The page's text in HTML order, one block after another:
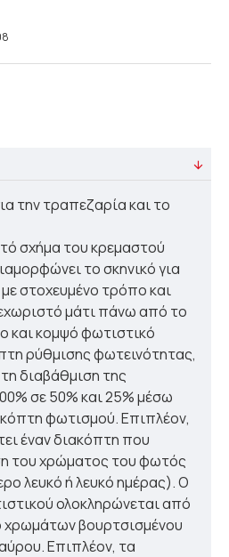
την τραπεζαρία και το
σχήμα του κρεμαστού
το σκηνικό για
στοχευμένο τρόπο και
μάτι πάνω από το
και κομψό φωτιστικό
ρύθμισης φωτεινότητας,
διαβάθμιση της
σε 50% και 25% μέσω
φωτισμού. Επιπλέον,
έναν διακόπτη που
του χρώματος του φωτός
λευκό ή λευκό ημέρας). Ο
ολοκληρώνεται από
βουρτσισμένου
Επιπλέον, τα